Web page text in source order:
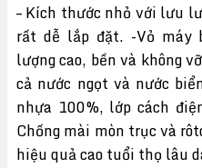
– Kích thước nhỏ với lưu
rất dễ lắp đặt. -Vỏ máy
lượng cao, bền và không
cả nước ngọt và nước
nhựa 100%, lớp cách
Chống mài mòn trục và
hiệu quả cao tuổi thọ lâu